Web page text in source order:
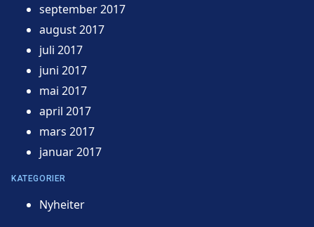
september 2017
august 2017
juli 2017
juni 2017
mai 2017
april 2017
mars 2017
januar 2017
KATEGORIER
Nyheiter